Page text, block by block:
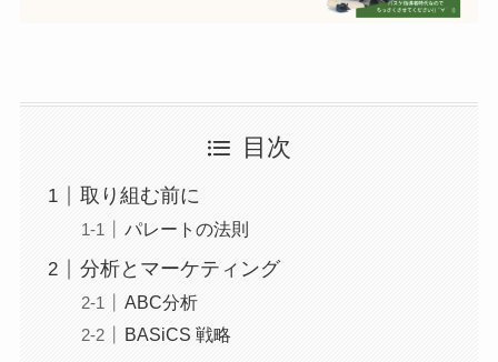
目次
取り組む前に
パレートの法則
分析とマーケティング
ABC分析
BASiCS 戦略